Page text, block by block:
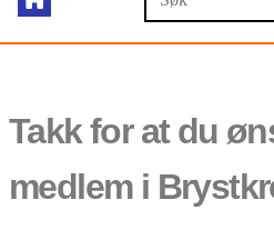
Takk for at du
medlem i